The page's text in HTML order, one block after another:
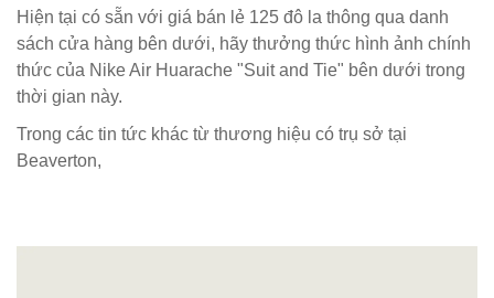
Hiện tại có sẵn với giá bán lẻ 125 đô la thông qua danh
sách cửa hàng bên dưới, hãy thưởng thức hình ảnh chính
thức của Nike Air Huarache "Suit and Tie" bên dưới trong
thời gian này.
Trong các tin tức khác từ thương hiệu có trụ sở tại
Beaverton,